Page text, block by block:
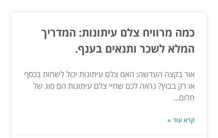
כמה מרוויח צלם עיתונות: המדריך
המלא לשכר ותנאים בענף.
אור בקצה העדשה: האם צלם עיתונות יכול לשחות בכסף
או רק בבוץ? נראה לכם שחיי צלם עיתונות הם סוג של
חלום...
קרא עוד »